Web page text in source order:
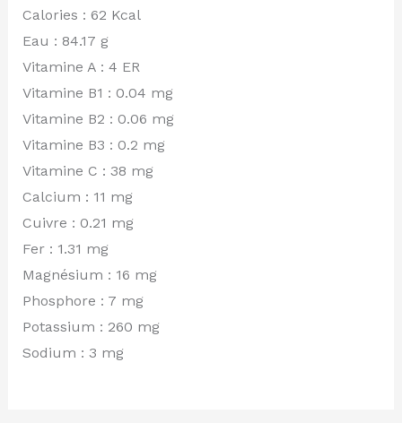
Calories : 62 Kcal
Eau : 84.17 g
Vitamine A : 4 ER
Vitamine B1 : 0.04 mg
Vitamine B2 : 0.06 mg
Vitamine B3 : 0.2 mg
Vitamine C : 38 mg
Calcium : 11 mg
Cuivre : 0.21 mg
Fer : 1.31 mg
Magnésium : 16 mg
Phosphore : 7 mg
Potassium : 260 mg
Sodium : 3 mg